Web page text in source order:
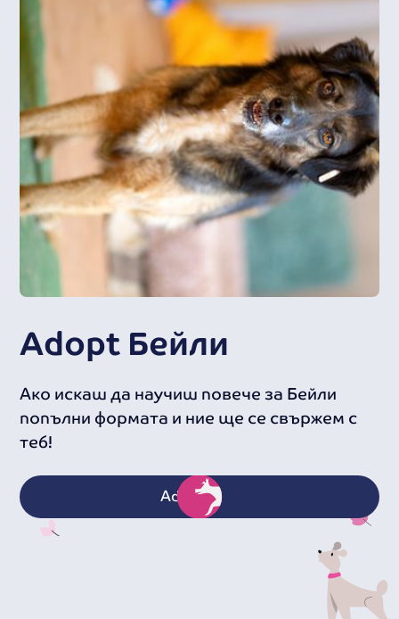
Adopt Бейли
‍Ако искаш да научиш повече за Бейли
попълни формата и ние ще се свържем с
теб!
Adopt